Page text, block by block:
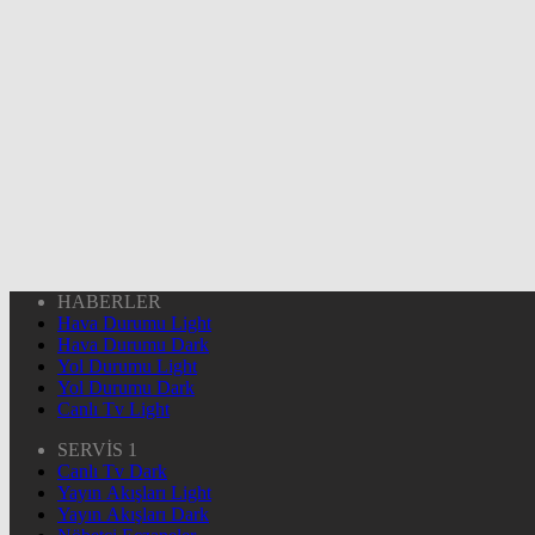
HABERLER
Hava Durumu Light
Hava Durumu Dark
Yol Durumu Light
Yol Durumu Dark
Canlı Tv Light
SERVİS 1
Canlı Tv Dark
Yayın Akışları Light
Yayın Akışları Dark